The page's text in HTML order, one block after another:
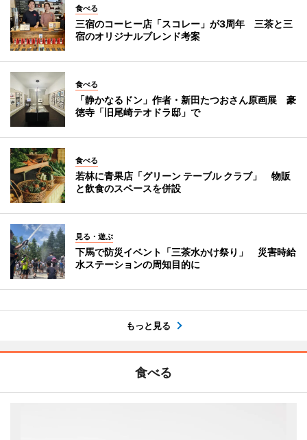
食べる
三宿のコーヒー店「スコレー」が3周年 三茶と三
宿のオリジナルブレンド考案
食べる
「静かなるドン」作者・新田たつおさん原画展 豪
徳寺「旧尾崎テオドラ邸」で
食べる
若林に青果店「グリーン テーブル クラブ」 物販
と飲食のスペースを併設
見る・遊ぶ
下馬で防災イベント「三茶水かけ祭り」 災害時給
水ステーションの周知目的に
もっと見る
食べる